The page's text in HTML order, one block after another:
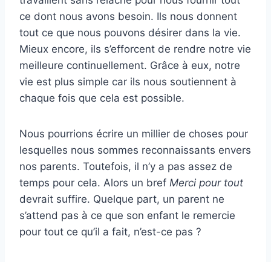
ce dont nous avons besoin. Ils nous donnent
tout ce que nous pouvons désirer dans la vie.
Mieux encore, ils s’efforcent de rendre notre vie
meilleure continuellement. Grâce à eux, notre
vie est plus simple car ils nous soutiennent à
chaque fois que cela est possible.
Nous pourrions écrire un millier de choses pour
lesquelles nous sommes reconnaissants envers
nos parents. Toutefois, il n’y a pas assez de
temps pour cela. Alors un bref Merci pour tout
devrait suffire. Quelque part, un parent ne
s’attend pas à ce que son enfant le remercie
pour tout ce qu’il a fait, n’est-ce pas ?